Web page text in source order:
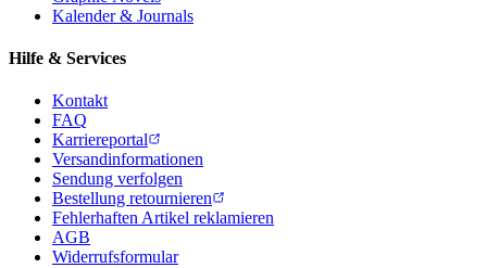
Kalender & Journals
Hilfe & Services
Kontakt
FAQ
Karriereportal
Versandinformationen
Sendung verfolgen
Bestellung retournieren
Fehlerhaften Artikel reklamieren
AGB
Widerrufsformular